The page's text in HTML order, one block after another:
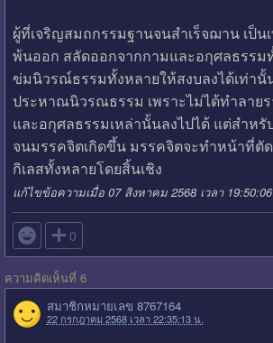
ผู้ที่เจริญสมถกรรมฐานจนสำเร็จฌาน เป็น
พ้นออก สลัดออกจากกามและอกุศลธรรม
ข่มนิวรณ์ธรรมทั้งหลายให้สงบลงได้เท่านั้
ประหาณนิวรณธรรม เพราะไม่ได้ทำลายร
และอกุศลธรรมเหล่านั้นลงไปได้ แต่สำห
จนมรรคจิตเกิดขึ้น มรรคจิตจะทำหน้าที่ตั
กิเลสทั้งหลายโดยสิ้นเชิง
แก้ไขข้อความเมื่อ 07 สิงหาคม 2568 เวลา
 0
ความคิดเห็นที่ 6
สมาชิกหมายเลข 8767164
22 กรกฎาคม 2568 เวลา 22:35:13 น.